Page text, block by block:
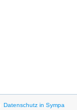
Datenschutz in Sympa